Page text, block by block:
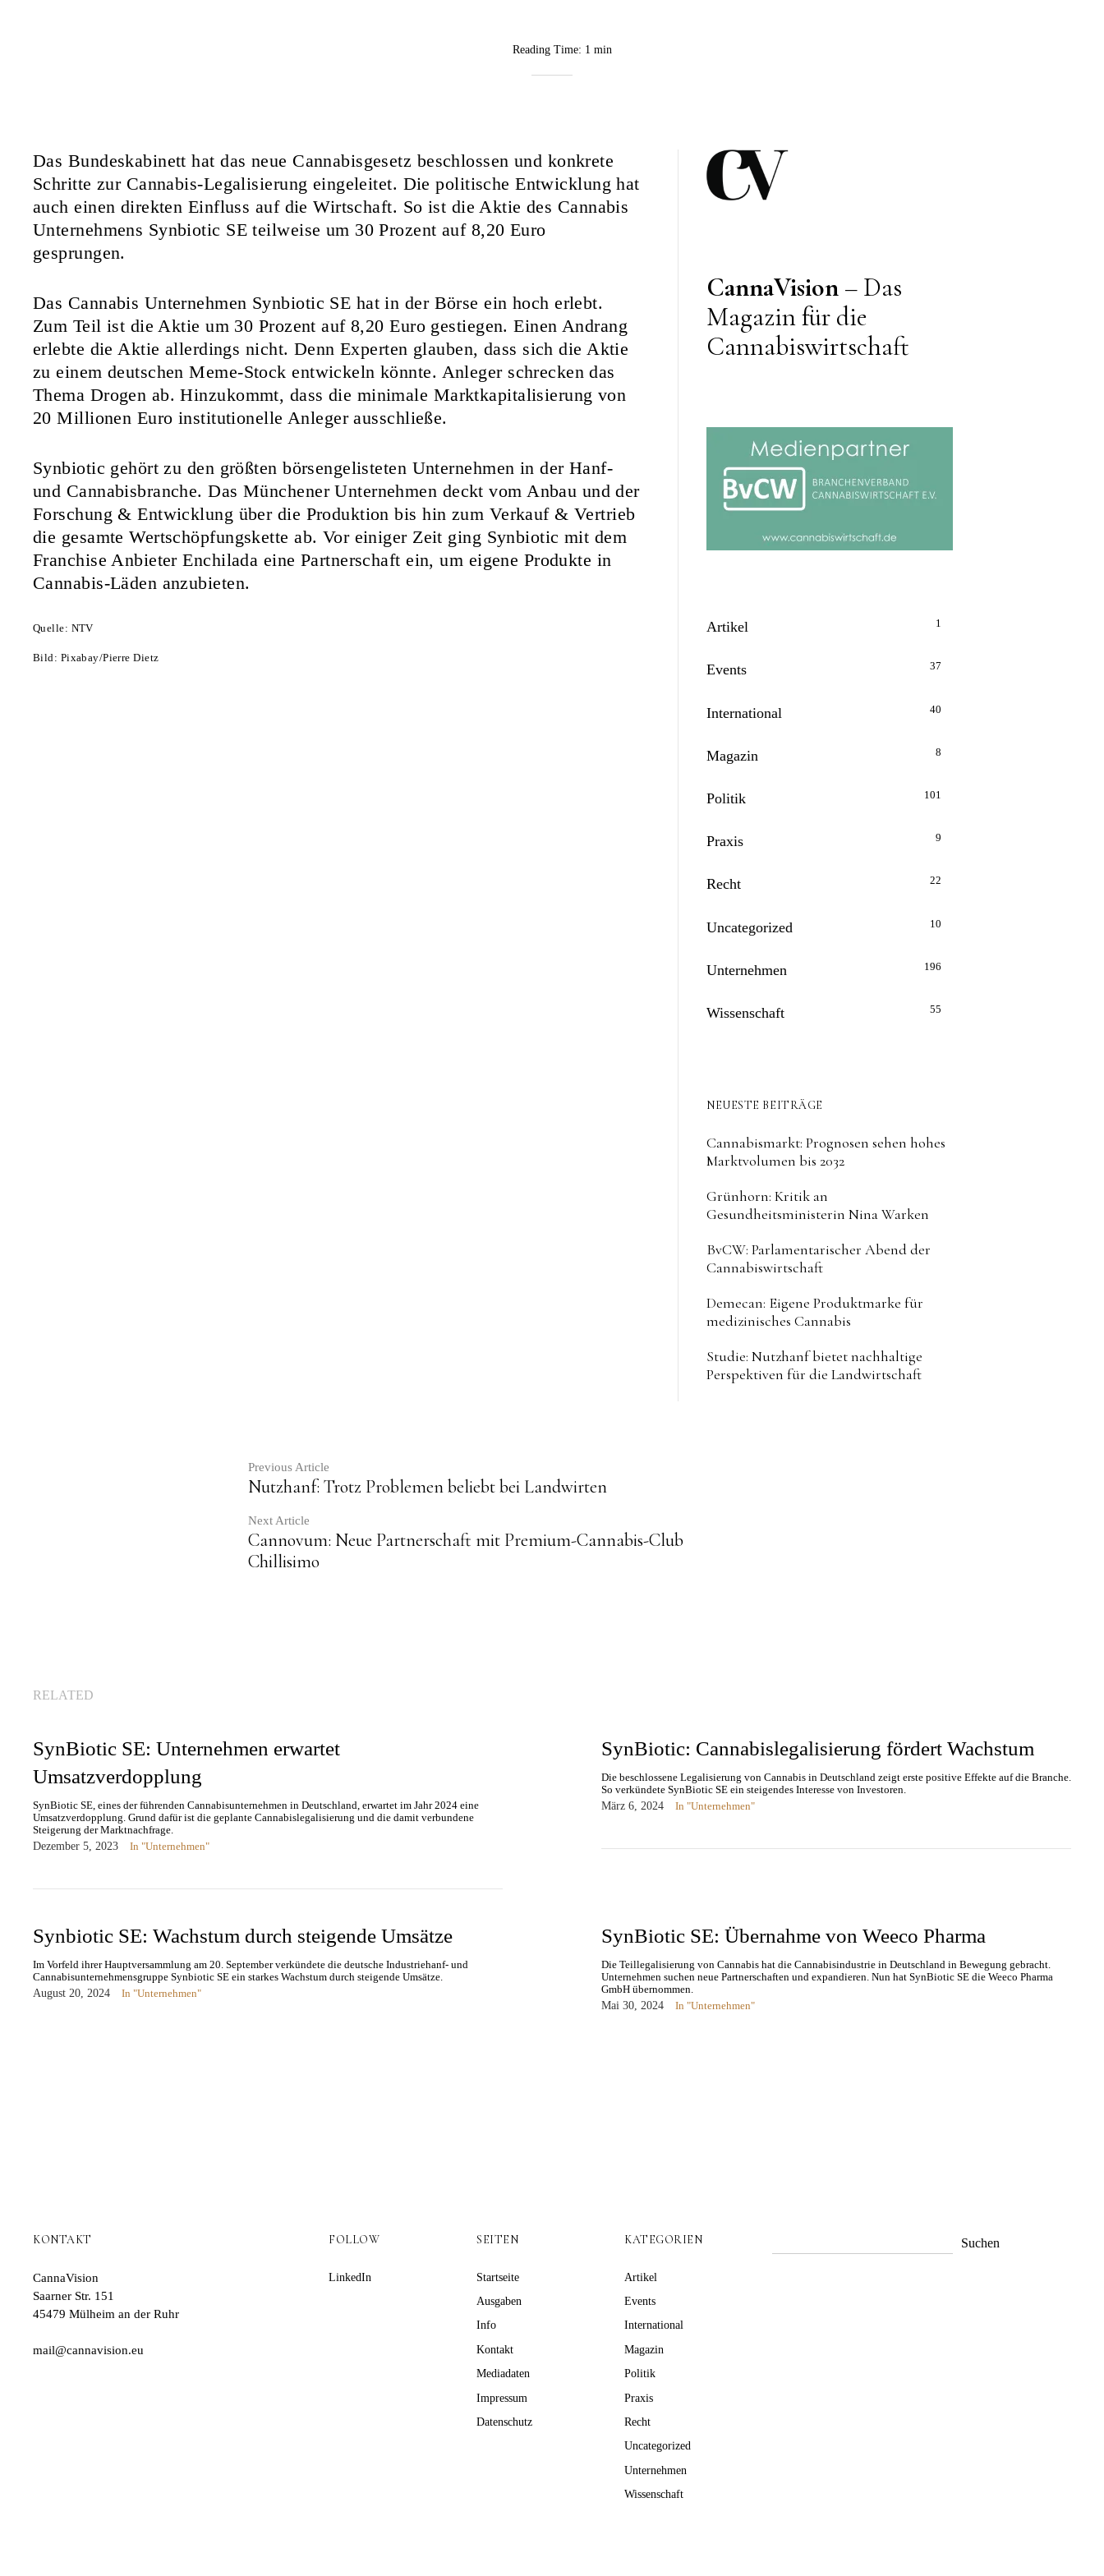
Reading Time: 1 min
Continue
Reading
Previous Article
Nutzhanf: Trotz Problemen beliebt bei Landwirten
Next Article
Cannovum: Neue Partnerschaft mit Premium-Cannabis-Club
Chillisimo
Das Bundeskabinett hat das neue Cannabisgesetz beschlossen und konkrete
Schritte zur Cannabis-Legalisierung eingeleitet. Die politische Entwicklung hat
auch einen direkten Einfluss auf die Wirtschaft. So ist die Aktie des Cannabis
Unternehmens Synbiotic SE teilweise um 30 Prozent auf 8,20 Euro
gesprungen.
Das Cannabis Unternehmen Synbiotic SE hat in der Börse ein hoch erlebt.
Zum Teil ist die Aktie um 30 Prozent auf 8,20 Euro gestiegen. Einen Andrang
erlebte die Aktie allerdings nicht. Denn Experten glauben, dass sich die Aktie
zu einem deutschen Meme-Stock entwickeln könnte. Anleger schrecken das
Thema Drogen ab. Hinzukommt, dass die minimale Marktkapitalisierung von
20 Millionen Euro institutionelle Anleger ausschließe.
Synbiotic gehört zu den größten börsengelisteten Unternehmen in der Hanf-
und Cannabisbranche. Das Münchener Unternehmen deckt vom Anbau und der
Forschung & Entwicklung über die Produktion bis hin zum Verkauf & Vertrieb
die gesamte Wertschöpfungskette ab. Vor einiger Zeit ging Synbiotic mit dem
Franchise Anbieter Enchilada eine Partnerschaft ein, um eigene Produkte in
Cannabis-Läden anzubieten.
Quelle: NTV
Bild: Pixabay/Pierre Dietz
CannaVision – Das
Magazin für die
Cannabiswirtschaft
Artikel 1
Events 37
International 40
Magazin 8
Politik 101
Praxis 9
Recht 22
Uncategorized 10
Unternehmen 196
Wissenschaft 55
NEUESTE BEITRÄGE
Cannabismarkt: Prognosen sehen hohes
Marktvolumen bis 2032
Grünhorn: Kritik an
Gesundheitsministerin Nina Warken
BvCW: Parlamentarischer Abend der
Cannabiswirtschaft
Demecan: Eigene Produktmarke für
medizinisches Cannabis
Studie: Nutzhanf bietet nachhaltige
Perspektiven für die Landwirtschaft
RELATED
SynBiotic SE: Unternehmen erwartet
Umsatzverdopplung
SynBiotic SE, eines der führenden Cannabisunternehmen in Deutschland, erwartet im Jahr 2024 eine
Umsatzverdopplung. Grund dafür ist die geplante Cannabislegalisierung und die damit verbundene
Steigerung der Marktnachfrage.
Dezember 5, 2023
In "Unternehmen"
SynBiotic: Cannabislegalisierung fördert Wachstum
Die beschlossene Legalisierung von Cannabis in Deutschland zeigt erste positive Effekte auf die Branche.
So verkündete SynBiotic SE ein steigendes Interesse von Investoren.
März 6, 2024
In "Unternehmen"
Synbiotic SE: Wachstum durch steigende Umsätze
Im Vorfeld ihrer Hauptversammlung am 20. September verkündete die deutsche Industriehanf- und
Cannabisunternehmensgruppe Synbiotic SE ein starkes Wachstum durch steigende Umsätze.
August 20, 2024
In "Unternehmen"
SynBiotic SE: Übernahme von Weeco Pharma
Die Teillegalisierung von Cannabis hat die Cannabisindustrie in Deutschland in Bewegung gebracht.
Unternehmen suchen neue Partnerschaften und expandieren. Nun hat SynBiotic SE die Weeco Pharma
GmbH übernommen.
Mai 30, 2024
In "Unternehmen"
KONTAKT
CannaVision
Saarner Str. 151
45479 Mülheim an der Ruhr
mail@cannavision.eu
FOLLOW
LinkedIn
SEITEN
Startseite
Ausgaben
Info
Kontakt
Mediadaten
Impressum
Datenschutz
KATEGORIEN
Artikel
Events
International
Magazin
Politik
Praxis
Recht
Uncategorized
Unternehmen
Wissenschaft
Suchen